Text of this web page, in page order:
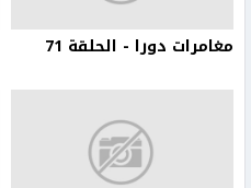
مغامرات دورا - الحلقة 71